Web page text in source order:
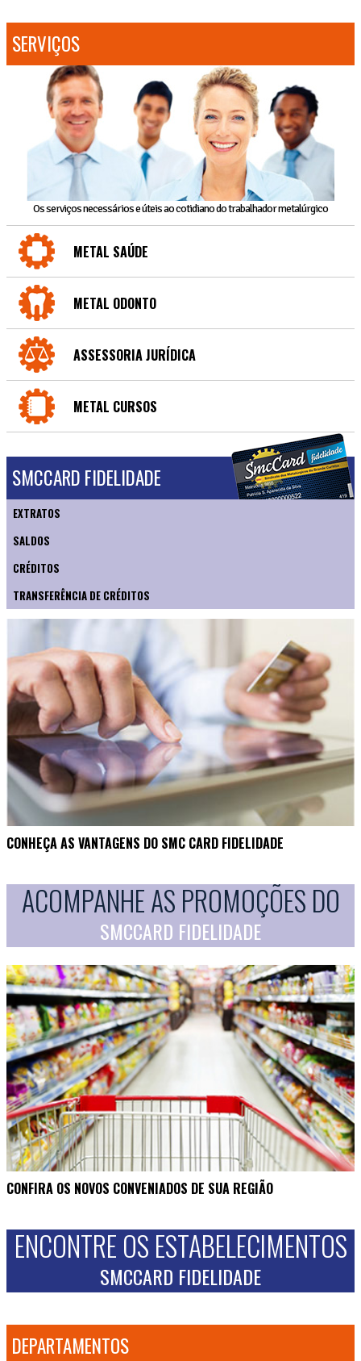
SERVIÇOS
Os serviços necessários e úteis ao cotidiano do trabalhador metalúrgico
METAL SAÚDE
METAL ODONTO
ASSESSORIA JURÍDICA
METAL CURSOS
SMCCARD FIDELIDADE
EXTRATOS
SALDOS
CRÉDITOS
TRANSFERÊNCIA DE CRÉDITOS
CONHEÇA AS VANTAGENS DO SMC CARD FIDELIDADE
ACOMPANHE AS PROMOÇÕES DO
SMCCARD FIDELIDADE
CONFIRA OS NOVOS CONVENIADOS DE SUA REGIÃO
ENCONTRE OS ESTABELECIMENTOS
SMCCARD FIDELIDADE
DEPARTAMENTOS